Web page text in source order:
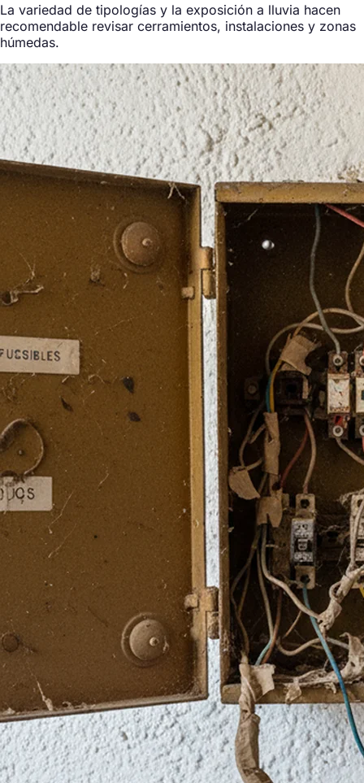
La variedad de tipologías y la exposición a lluvia hacen
recomendable revisar cerramientos, instalaciones y zonas
húmedas.